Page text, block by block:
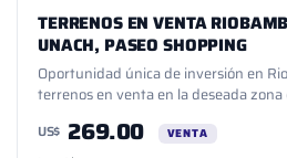
TERRENOS EN VENTA
UNACH, PASEO SHOPPING
Oportunidad única de inversión en
terrenos en venta en la deseada
estratégica. Con un área de 745 m² y
US$ 269.00 VENTA